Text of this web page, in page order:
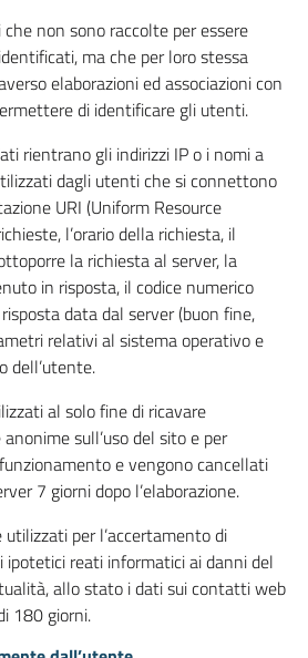
non sono raccolte per essere
ma che per loro stessa
elaborazioni ed associazioni con
di identificare gli utenti.
rientrano gli indirizzi IP o i nomi a
dagli utenti che si connettono
URI (Uniform Resource
l’orario della richiesta, il
la richiesta al server, la
in risposta, il codice numerico
data dal server (buon fine,
relativi al sistema operativo e
dell’utente.
al solo fine di ricavare
sull’uso del sito e per
e vengono cancellati
7 giorni dopo l’elaborazione.
per l’accertamento di
ipotetici reati informatici ai danni del
allo stato i dati sui contatti web
180 giorni.